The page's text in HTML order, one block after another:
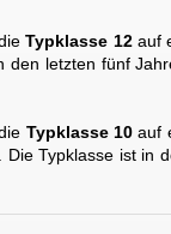
Typklasse 12auf
den letzten fünf
Typklasse 10 auf
. Die Typklasse ist in